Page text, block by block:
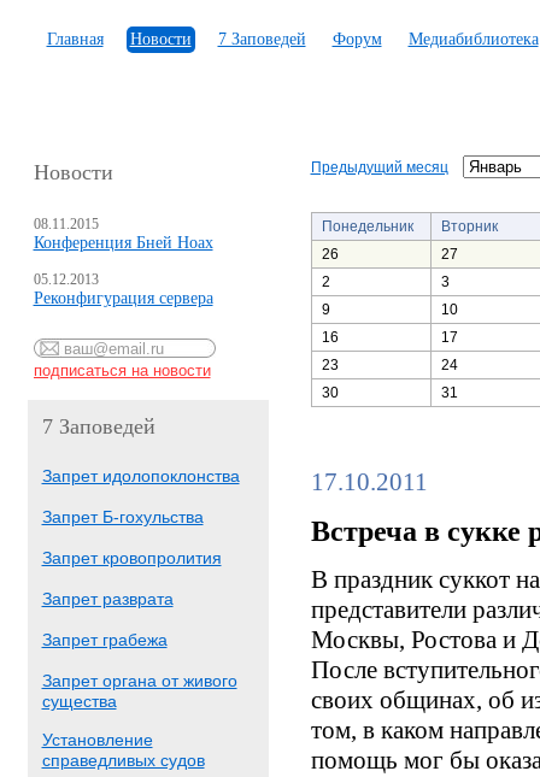
Главная Новости 7 Заповедей Форум Медиабиблиотека
Новости
08.11.2015
Конференция Бней Ноах
05.12.2013
Реконфигурация сервера
7 Заповедей
Запрет идолопоклонства
Запрет Б-гохульства
Запрет кровопролития
Запрет разврата
Запрет грабежа
Запрет органа от живого
существа
Установление
справедливых судов
Предыдущий месяц
Понедельник
Вторник
26
27
2
3
9
10
16
17
23
24
30
31
17.10.2011
Встреча в
В праздник суккот
представители
Москвы, Ростова и
После
своих общинах, об
том, в каком
помощь мог бы